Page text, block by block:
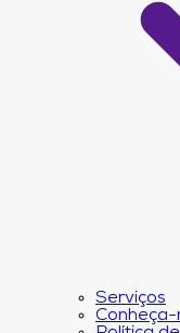
Serviços
Conheça-